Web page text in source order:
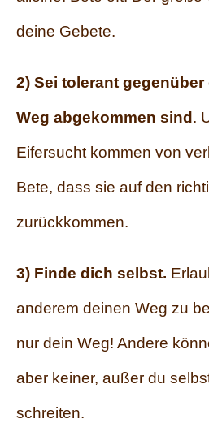
deine Gebete.
2) Sei tolerant
Weg abgekommen sind .
Eifersucht kommen von
Bete, dass sie auf den
zurückkommen.
3) Finde dich selbst.
anderem deinen Weg zu
nur dein Weg! Andere
aber keiner, außer du
schreiten.